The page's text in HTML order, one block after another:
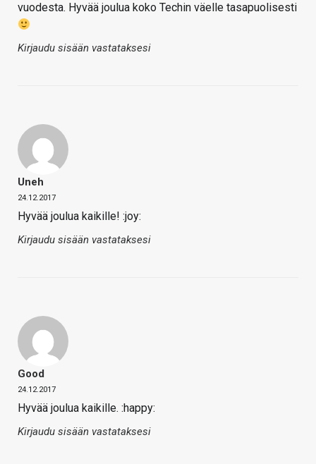
vuodesta. Hyvää joulua koko Techin väelle tasapuolisesti
Kirjaudu sisään vastataksesi
Uneh
24.12.2017
Hyvää joulua kaikille! :joy:
Kirjaudu sisään vastataksesi
Good
24.12.2017
Hyvää joulua kaikille. :happy:
Kirjaudu sisään vastataksesi